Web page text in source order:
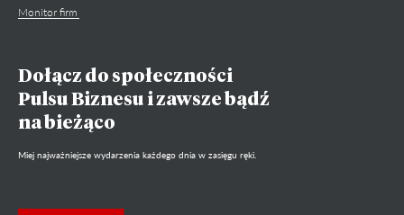
Monitor firm
Dołącz do społeczności
Pulsu Biznesu i zawsze bądź
na bieżąco
Miej najważniejsze wydarzenia każdego dnia w zasięgu ręki.